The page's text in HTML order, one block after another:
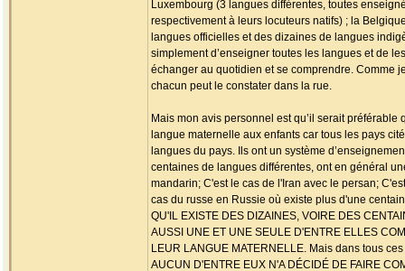
Luxembourg (3 langues différentes, toutes
respectivement à leurs locuteurs natifs) ; la
langues officielles et des dizaines de langues
simplement d’enseigner toutes les langues et de
échanger au quotidien et se comprendre. Comme
chacun peut le constater dans la rue.
Mais mon avis personnel est qu’il serait
langue maternelle aux enfants car tous les pays
langues du pays. Ils ont un système
centaines de langues différentes, ont en général
mandarin; C'est le cas de l'Iran avec le persan;
cas du russe en Russie où existe plus d'une
QU'IL EXISTE DES DIZAINES, VOIRE DES
AUSSI UNE ET UNE SEULE D'ENTRE ELLES
LEUR LANGUE MATERNELLE. Mais dans tous
AUCUN D'ENTRE EUX N'A DÉCIDÉ DE FAIRE